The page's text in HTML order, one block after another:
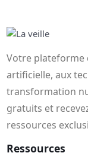
Votre plateforme
artificielle, aux
transformation
gratuits et
ressources
Ressources